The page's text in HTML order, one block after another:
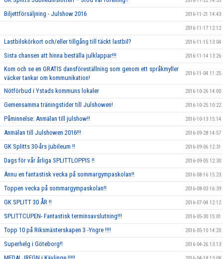
Biljettförsäljning - Julshow 2016 2016-11-21 14:43
2016-11-17 12:12
Lastbilskörkort och/eller tillgång till täckt lastbil? 2016-11-15 13:04
Sista chansen att hinna beställa julklappar!!! 2016-11-14 13:26
Kom och se en GRATIS dansföreställning som genom ett språkmyller
väcker tankar om kommunikation!
2016-11-04 11:25
Nötförbud i Ystads kommuns lokaler 2016-10-26 14:00
Gemensamma träningstider till Julshowen! 2016-10-25 10:22
Påminnelse: Anmälan till julshow!! 2016-10-13 15:14
Anmälan till Julshowen 2016!!! 2016-09-28 14:57
GK Splitts 30-års jubileum !! 2016-09-06 12:31
Dags för vår årliga SPLITTLOPPIS !! 2016-09-05 12:30
Ännu en fantastisk vecka på sommargympaskolan!! 2016-08-16 15:23
Toppen vecka på sommargympaskolan!! 2016-08-03 16:39
GK SPLITT 30 ÅR !! 2016-07-04 12:12
SPLITTCUPEN- Fantastisk terminsavslutning!!! 2016-05-30 15:01
Topp 10 på Riksmästerskapen 3 -Yngre !!!! 2016-05-10 14:20
Superhelg i Göteborg!! 2016-04-26 13:13